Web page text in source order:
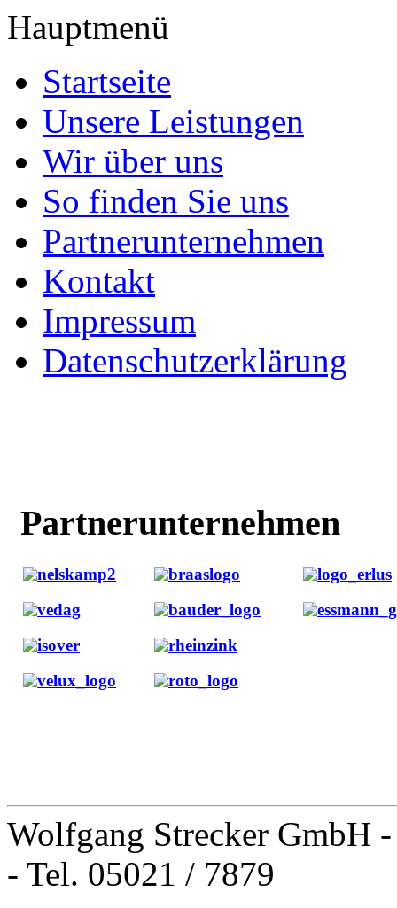
Hauptmenü
Startseite
Unsere Leistungen
Wir über uns
So finden Sie uns
Partnerunternehmen
Kontakt
Impressum
Datenschutzerklärung
Partnerunternehmen
Wolfgang Strecker GmbH
- Tel. 05021 / 7879